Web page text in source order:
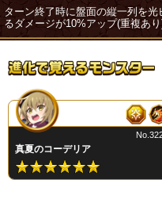
ターン終了時に盤面の縦一列を
るダメージが10%アップ(重複あ
真夏のコーデリア